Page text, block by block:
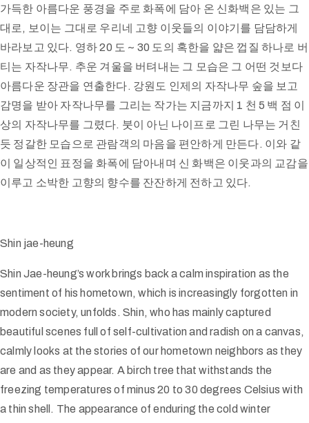
가득한 아름다운 풍경을 주로 화폭에 담아 온 신화백은 있는 그
대로, 보이는 그대로 우리네 고향 이웃들의 이야기를 담담하게
바라보고 있다. 영하 20 도 ~ 30 도의 혹한을 얇은 껍질 하나로 버
티는 자작나무. 추운 겨울을 버텨내는 그 모습은 그 어떤 것보다
아름다운 장관을 연출한다. 강원도 인제의 자작나무 숲을 보고
감명을 받아 자작나무를 그리는 작가는 지금까지 1 천 5 백 점 이
상의 자작나무를 그렸다. 붓이 아닌 나이프로 그린 나무는 거친
듯 정갈한 모습으로 관람객의 마음을 편안하게 만든다. 이와 같
이 일상적인 표정을 화폭에 담아내며 신 화백은 이웃과의 교감을
이루고 소박한 고향의 향수를 잔잔하게 전하고 있다.
Shin jae-heung
Shin Jae-heung’s work brings back a calm inspiration as the
sentiment of his hometown, which is increasingly forgotten in
modern society, unfolds. Shin, who has mainly captured
beautiful scenes full of self-cultivation and radish on a canvas,
calmly looks at the stories of our hometown neighbors as they
are and as they appear. A birch tree that withstands the
freezing temperatures of minus 20 to 30 degrees Celsius with
a thin shell. The appearance of enduring the cold winter